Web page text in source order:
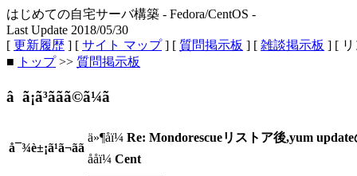
はじめての自宅サーバ構築 - Fedora/CentOS -
Last Update 2018/05/30
[ 更新履歴 ] [ サイト マップ] [ 質問掲示板 ] [ 雑談掲示板 ] [
■
トップ>> 質問掲示板
â ã¡ã³ããã©ã¼ã
å¯¾è±¡ã¹ã¬ãã
ä»¶åï¼ Re: Mondorescueリストア後,yum
ååï¼ Cent